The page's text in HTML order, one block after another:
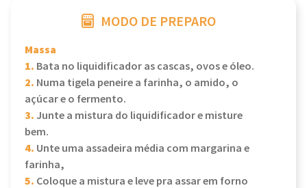
MODO DE PREPARO
Massa
1. Bata no liquidificador as cascas, ovos e óleo.
2. Numa tigela peneire a farinha, o amido, o
açúcar e o fermento.
3. Junte a mistura do liquidificador e misture
bem.
4. Unte uma assadeira média com margarina e
farinha,
5. Coloque a mistura e leve pra assar em forno